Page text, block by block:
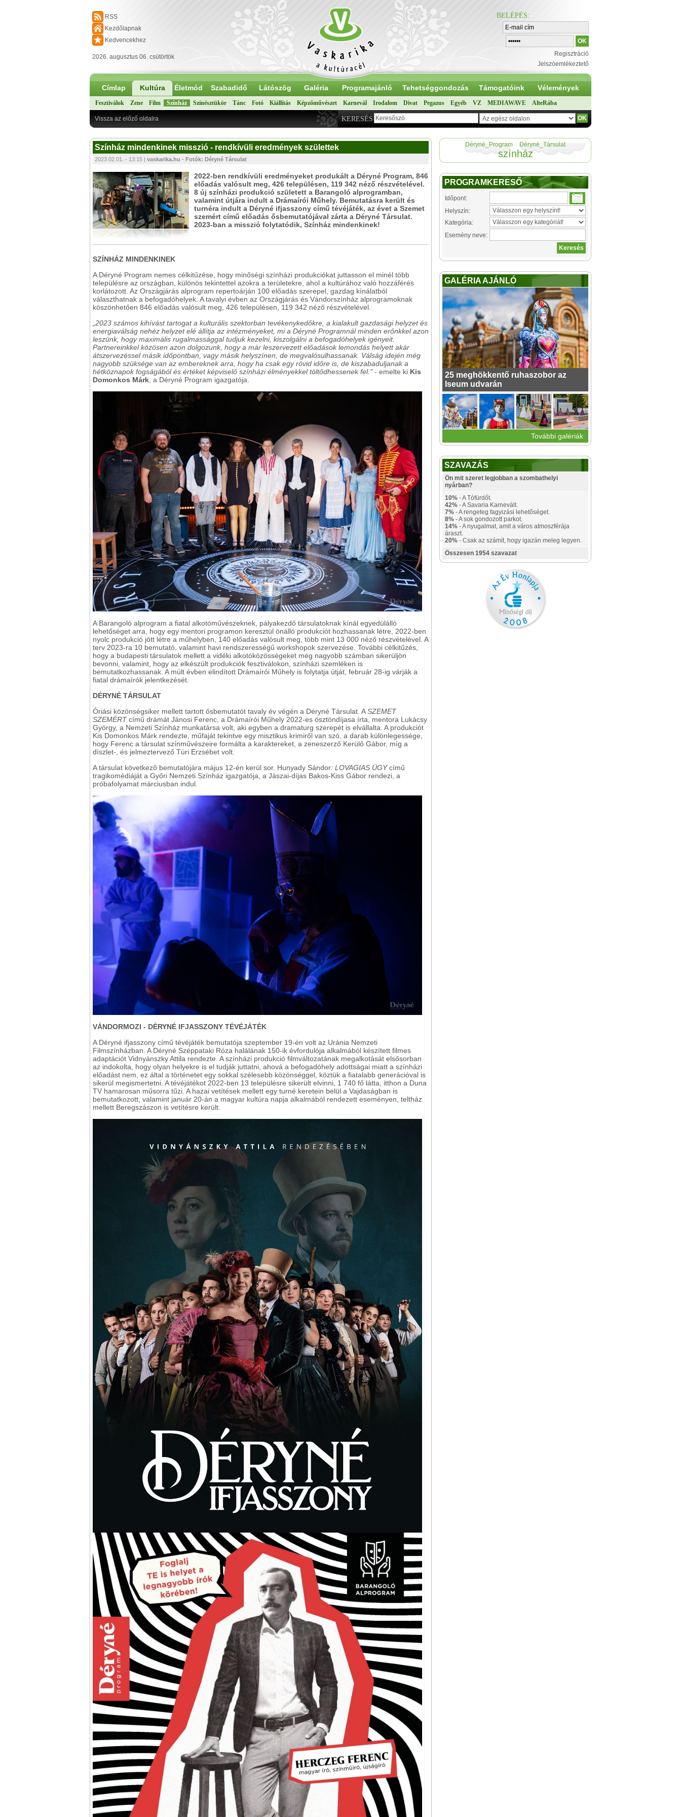
RSS
Kezdőlapnak
Kedvencekhez
2026. augusztus 06. csütörtök
BELÉPÉS:
Regisztráció
Jelszóemlékeztető
Címlap Kultúra Életmód Szabadidő Látószög Galéria Programajánló Tehetséggondozás Támogatóink Vélemények
Fesztiválok Zene Film Színház Színésztükör Tánc Fotó Kiállítás Képzőművészet Karnevál Irodalom Divat Pegazus Egyéb VZ MEDIAWAVE AlteRába
KERESÉS
Vissza az előző oldalra
Színház mindenkinek misszió - rendkívüli eredmények születtek
2023.02.01. - 13:15 | vaskarika.hu - Fotók: Déryné Társulat
2022-ben rendkívüli eredményeket produkált a Déryné Program, 846
előadás valósult meg, 426 településen, 119 342 néző részvételével.
8 új színházi produkció született a Barangoló alprogramban,
valamint útjára indult a Drámaírói Műhely. Bemutatásra került és
turnéra indult a Déryné ifjasszony című tévéjáték, az évet a Szemet
szemért című előadás ősbemutatójával zárta a Déryné Társulat.
2023-ban a misszió folytatódik, Színház mindenkinek!
SZÍNHÁZ MINDENKINEK
A Déryné Program nemes célkitűzése, hogy minőségi színházi produkciókat juttasson el minél több
településre az országban, különös tekintettel azokra a területekre, ahol a kultúrához való hozzáférés
korlátozott. Az Országjárás alprogram repertoárján 100 előadás szerepel, gazdag kínálatból
választhatnak a befogadóhelyek. A tavalyi évben az Országjárás és Vándorszínház alprogramoknak
köszönhetően 846 előadás valósult meg, 426 településen, 119 342 néző részvételével.
„2023 számos kihívást tartogat a kulturális szektorban tevékenykedőkre, a kialakult gazdasági helyzet és
energiaválság nehéz helyzet elé állítja az intézményeket, mi a Déryné Programnál minden erőnkkel azon
leszünk, hogy maximális rugalmassággal tudjuk kezelni, kiszolgálni a befogadóhelyek igényeit.
Partnereinkkel közösen azon dolgozunk, hogy a már leszervezett előadások lemondás helyett akár
átszervezéssel másik időpontban, vagy másik helyszínen, de megvalósulhassanak. Válság idején még
nagyobb szüksége van az embereknek arra, hogy ha csak egy rövid időre is, de kiszabaduljanak a
hétköznapok fogságából és értéket képviselő színházi élményekkel töltődhessenek fel."- emelte ki Kis
Domonkos Márk , a Déryné Program igazgatója.
A Barangoló alprogram a fiatal alkotóművészeknek, pályakezdő társulatoknak kínál egyedülálló
lehetőséget arra, hogy egy mentori programon keresztül önálló produkciót hozhassanak létre, 2022-ben
nyolc produkció jött létre a műhelyben, 140 előadás valósult meg, több mint 13 000 néző részvételével. A
terv 2023-ra 10 bemutató, valamint havi rendszerességű workshopok szervezése. További célkitűzés,
hogy a budapesti társulatok mellett a vidéki alkotóközösségeket még nagyobb számban sikerüljön
bevonni, valamint, hogy az elkészült produkciók fesztiválokon, színházi szemléken is
bemutatkozhassanak. A múlt évben elindított Drámaírói Műhely is folytatja útját, február 28-ig várják a
fiatal drámaírók jelentkezését.
DÉRYNÉ TÁRSULAT
Óriási közönségsiker mellett tartott ősbemutatót tavaly év végén a Déryné Társulat. ASZEMET
SZEMÉRTcímű drámát Jánosi Ferenc, a Drámaírói Műhely 2022-es ösztöndíjasa írta, mentora Lukácsy
György, a Nemzeti Színház munkatársa volt, aki egyben a dramaturg szerepét is elvállalta. A produkciót
Kis Domonkos Márk rendezte, műfaját tekintve egy misztikus krimiről van szó, a darab különlegessége,
hogy Ferenc a társulat színművészeire formálta a karaktereket, a zeneszerző Kerülő Gábor, míg a
díszlet-, és jelmeztervező Túri Erzsébet volt.
A társulat következő bemutatójára május 12-én kerül sor. Hunyady Sándor: LOVAGIAS ÜGYcímű
tragikomédiáját a Győri Nemzeti Színház igazgatója, a Jászai-díjas Bakos-Kiss Gábor rendezi, a
próbafolyamat márciusban indul.
VÁNDORMOZI - DÉRYNÉ IFJASSZONY TÉVÉJÁTÉK
A Déryné ifjasszony című tévéjáték bemutatója szeptember 19-én volt az Uránia Nemzeti
Filmszínházban. A Déryné Széppataki Róza halálának 150-ik évfordulója alkalmából készített filmes
adaptációt Vidnyánszky Attila rendezte. A színházi produkció filmváltozatának megalkotását elsősorban
az indokolta, hogy olyan helyekre is el tudják juttatni, ahová a befogadóhely adottságai miatt a színházi
előadást nem, ez által a történetet egy sokkal szélesebb közönséggel, köztük a fiatalabb generációval is
sikerül megismertetni. A tévéjátékot 2022-ben 13 településre sikerült elvinni, 1 740 fő látta, itthon a Duna
TV hamarosan műsorra tűzi. A hazai vetítések mellett egy turné keretein belül a Vajdaságban is
bemutatkozott, valamint január 20-án a magyar kultúra napja alkalmából rendezett eseményen, teltház
mellett Beregszászon is vetítésre került.
Déryné_Program Déryné_Társulat
színház
PROGRAMKERESŐ
Időpont:
Helyszín:
Kategória:
Esemény neve:
GALÉRIA AJÁNLÓ
25 meghökkentő ruhaszobor az
Iseum udvarán
További galériák
SZAVAZÁS
Ön mit szeret legjobban a szombathelyi
nyárban?
10% - A Tófürdőt.
42% - A Savaria Karnevált.
7% - A rengeteg fagyizási lehetőséget.
8% - A sok gondozott parkot.
14% - A nyugalmat, amit a város atmoszférája
áraszt.
20% - Csak az számít, hogy igazán meleg legyen.
Összesen 1954 szavazat